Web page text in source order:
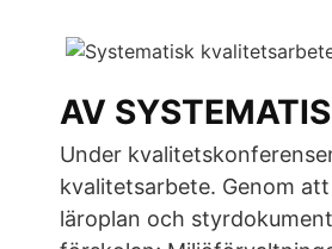
AV
Under
kvalitetsarbete. Genom
läroplan och